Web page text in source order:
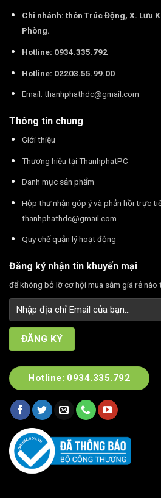
Chi nhánh: thôn Trúc Động, X. Lưu
Phòng.
Hotline: 0934.335.792
Hotline: 02203.55.99.00
Email: thanhphathdc@gmail.com
Thông tin chung
Giới thiệu
Thương hiệu tại ThanhphatPC
Danh mục sản phẩm
Hộp thư nhận góp ý và phản hồi trực
thanhphathdc@gmail.com
Quy chế quản lý hoạt động
Đăng ký nhận tin khuyến mại
để không bỏ lỡ cơ hội mua sắm giá rẻ nào
Hotline: 0934.335.792